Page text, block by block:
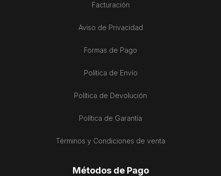
Facturación
Aviso de Privacidad
Formas de Pago
Política de Envío
Política de Devolución
Política de Garantía
Términos y Condiciones de venta
Métodos de Pago